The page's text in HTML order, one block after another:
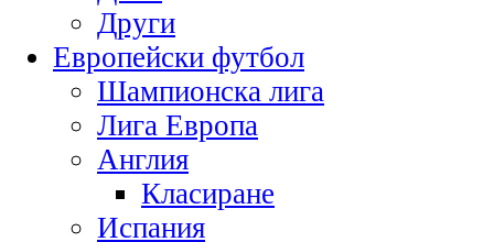
Други
Европейски футбол
Шампионска лига
Лига Европа
Англия
Класиране
Испания